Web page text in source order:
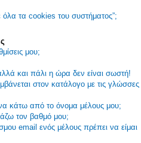
όλα τα cookies του συστήματος”;
μου;
και πάλι η ώρα δεν είναι σωστή!
στον κατάλογο με τις γλώσσες
κάτω από το όνομα μέλους μου;
τον βαθμό μου;
email ενός μέλους πρέπει να είμαι